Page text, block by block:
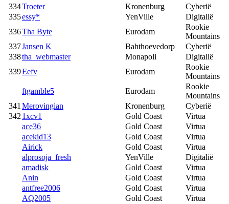
334Troeter Kronenburg
Cyberië
335essy* YenVille
Digitalië
336Tha Byte Eurodam
Rookie
Mountains
337Jansen K Bahthoevedorp
Cyberië
338tha_webmaster Monapoli
Digitalië
339Eefv Eurodam
Rookie
Mountains
ftgamble5
Eurodam
Rookie
Mountains
341Merovingian Kronenburg
Cyberië
3421xcv1 Gold Coast
Virtua
ace36
Gold Coast
Virtua
acekid13
Gold Coast
Virtua
Airick
Gold Coast
Virtua
alprosoja_fresh
YenVille
Digitalië
amadisk
Gold Coast
Virtua
Anin
Gold Coast
Virtua
antfree2006
Gold Coast
Virtua
AQ2005
Gold Coast Virtua